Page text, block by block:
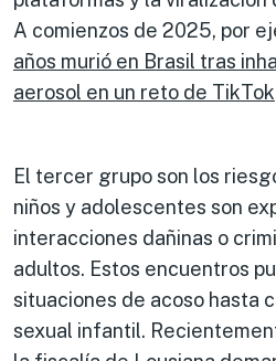
A comienzos de 2025, por
años murió en Brasil tras
aerosol en un reto de TikTok
El tercer grupo son los
niños y adolescentes son
interacciones dañinas o
adultos. Estos encuentros
situaciones de acoso hasta
sexual infantil.